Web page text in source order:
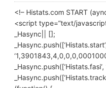
<!– Histats.com START
<script type=”text/
_Hasync|| [];
_Hasync.push([‘Histats.fasi’,